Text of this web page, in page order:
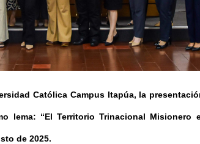
Católica Campus Itapúa, la
lema: “El Territorio Trinacional
de 2025.